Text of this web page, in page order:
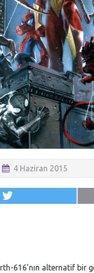
4 Haziran 2015
616’nın alternatif bir